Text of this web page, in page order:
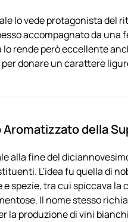
lo vede protagonista del
accompagnato da
rende però eccellente
donare un carattere
della
alla fine del
L’idea fu quella di
spezie, tra cui spiccava la
Il nome stesso
la produzione di vini